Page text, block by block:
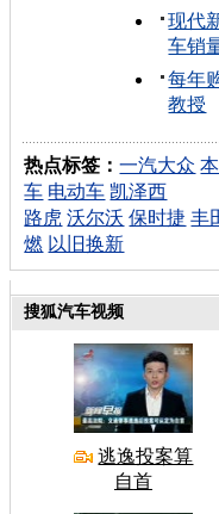
现代
车销
每年
教授
热点标签：一汽大众
车 电动车 凯泽西
路虎 沃尔沃 保时捷 丰
燃 以旧换新
搜狐汽车视频
逃逸投案算
自首